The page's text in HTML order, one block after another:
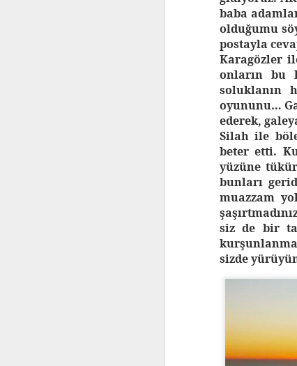
baba
olduğumu
postayla
Karagözler
onların bu
soluklanın
oyununu…
ederek,
Silah ile
beter etti.
yüzüne
bunları
muazzam
siz de bir
sizde